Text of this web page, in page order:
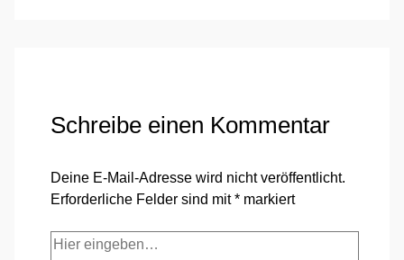
Schreibe einen Kommentar
Deine E-Mail-Adresse wird nicht veröffentlicht.
Erforderliche Felder sind mit* markiert
Hier